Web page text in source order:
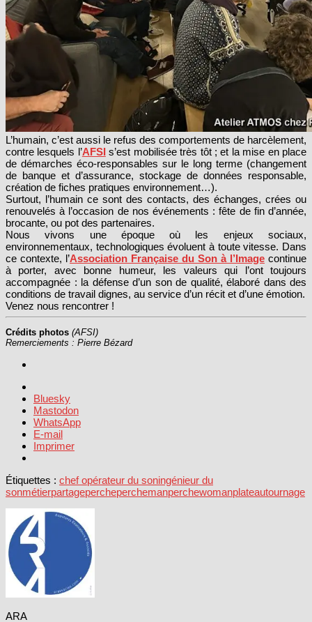
L’humain, c’est aussi le refus des comportements de harcèlement,
contre lesquels l’AFSIs’est mobilisée très tôt ; et la mise en place
de démarches éco-responsables sur le long terme (changement
de banque et d’assurance, stockage de données responsable,
création de fiches pratiques environnement…).
Surtout, l’humain ce sont des contacts, des échanges, crées ou
renouvelés à l’occasion de nos événements : fête de fin d’année,
brocante, ou pot des partenaires.
Nous vivons une époque où les enjeux sociaux,
environnementaux, technologiques évoluent à toute vitesse. Dans
ce contexte, l’Association Française du Son à l’Image continue
à porter, avec bonne humeur, les valeurs qui l’ont toujours
accompagnée : la défense d’un son de qualité, élaboré dans des
conditions de travail dignes, au service d’un récit et d’une émotion.
Venez nous rencontrer !
Crédits photos (AFSI)
Remerciements : Pierre Bézard
Bluesky
Mastodon
WhatsApp
E-mail
Imprimer
Étiquettes : chef opérateur du soningénieur du
sonmétierpartagepercheperchemanperchewomanplateautournage
ARA